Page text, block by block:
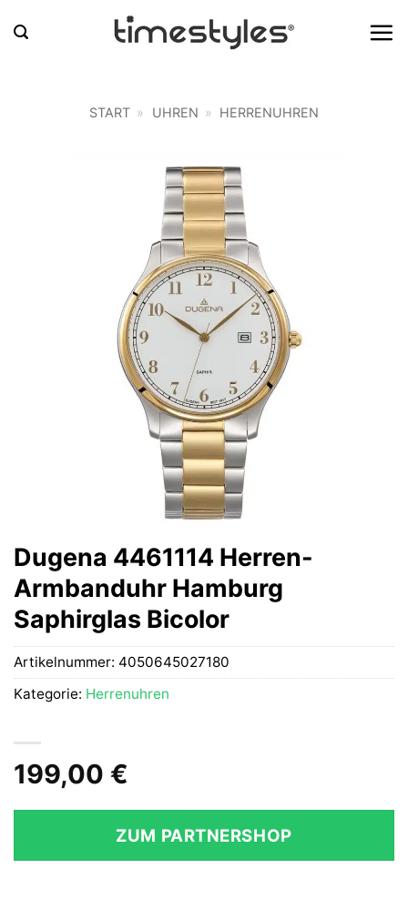
Inhalt
START » UHREN » HERRENUHREN
Dugena 4461114 Herren-
Armbanduhr Hamburg
Saphirglas Bicolor
199,00 €
ZUM PARTNERSHOP
Artikelnummer: 4050645027180
Kategorie: Herrenuhren